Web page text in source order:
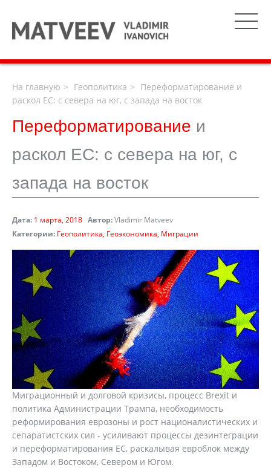
На главную Геополитика
Переформатирование и
раскол ЕС: с севера на юг, с запада на восток
Переформатирование и
раскол ЕС: с севера на юг, с
запада на восток
Дата: 1 марта, 2018 Автор:Vladimir Matveev
Категории: Геополитика Геоэкономика Миграции
Миграционный и долговой кризисы, процесс Brexit и
политика Администрации Трампа, необходимость
реформирования еврозоны и рост националистических и
сепаратистских сил - усиливают процессы дезинтеграции
и переформатирования ЕС, раскалывая евроблок между
Западом и Востоком, Севером и Югом.